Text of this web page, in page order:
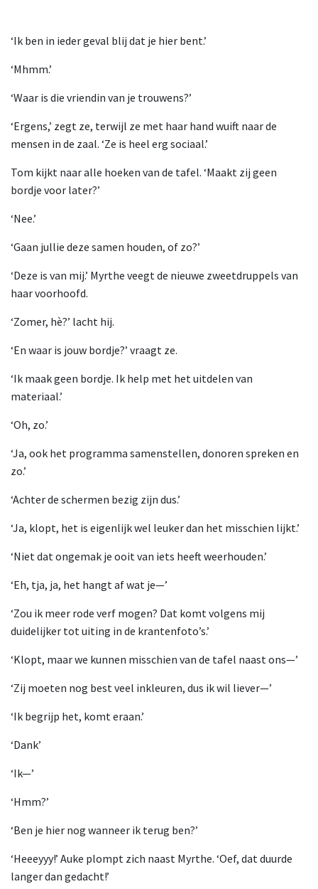
‘Ik ben in ieder geval blij dat je hier bent.’
‘Mhmm.’
‘Waar is die vriendin van je trouwens?’
‘Ergens,’ zegt ze, terwijl ze met haar hand wuift naar de
mensen in de zaal. ‘Ze is heel erg sociaal.’
Tom kijkt naar alle hoeken van de tafel. ‘Maakt zij geen
bordje voor later?’
‘Nee.’
‘Gaan jullie deze samen houden, of zo?’
‘Deze is van mij.’ Myrthe veegt de nieuwe zweetdruppels van
haar voorhoofd.
‘Zomer, hè?’ lacht hij.
‘En waar is jouw bordje?’ vraagt ze.
‘Ik maak geen bordje. Ik help met het uitdelen van
materiaal.’
‘Oh, zo.’
‘Ja, ook het programma samenstellen, donoren spreken en
zo.’
‘Achter de schermen bezig zijn dus.’
‘Ja, klopt, het is eigenlijk wel leuker dan het misschien lijkt.’
‘Niet dat ongemak je ooit van iets heeft weerhouden.’
‘Eh, tja, ja, het hangt af wat je—’
‘Zou ik meer rode verf mogen? Dat komt volgens mij
duidelijker tot uiting in de krantenfoto’s.’
‘Klopt, maar we kunnen misschien van de tafel naast ons—’
‘Zij moeten nog best veel inkleuren, dus ik wil liever—’
‘Ik begrijp het, komt eraan.’
‘Dank’
‘Ik—’
‘Hmm?’
‘Ben je hier nog wanneer ik terug ben?’
‘Heeeyyy!’ Auke plompt zich naast Myrthe. ‘Oef, dat duurde
langer dan gedacht!’